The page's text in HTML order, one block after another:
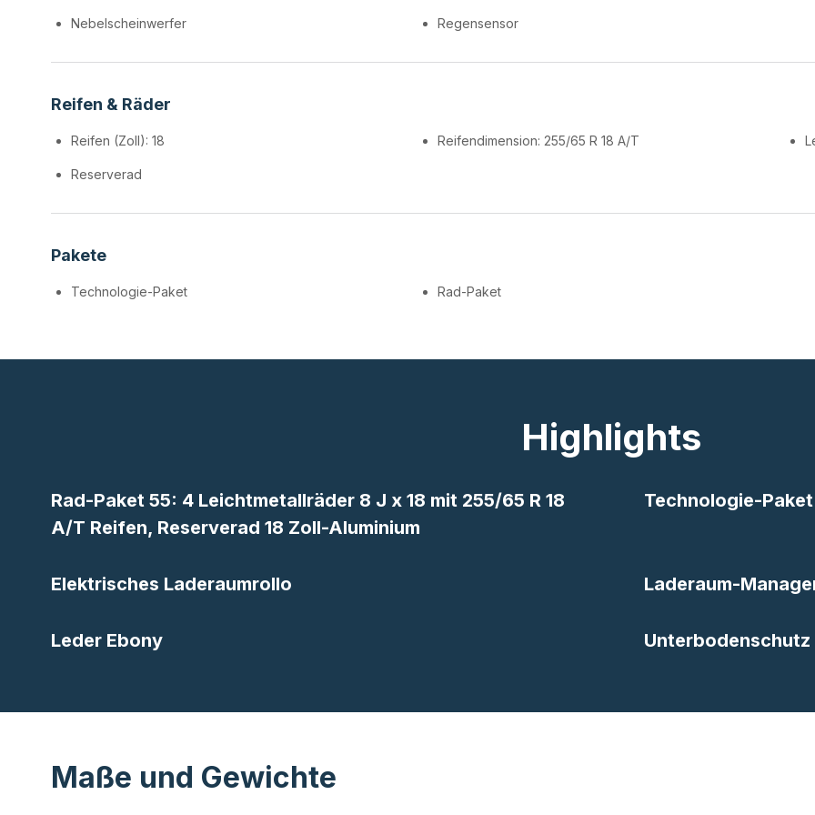
Nebelscheinwerfer Regensensor
Reifen & Räder
Reifen (Zoll): 18 Reifendimension: 255/65 R 18 A/T
Reserverad
Pakete
Technologie-Paket Rad-Paket
Highlights
Rad-Paket 55: 4 Leichtmetallräder 8 J x 18 mit 255/65 R 18
A/T Reifen, Reserverad 18 Zoll-Aluminium
Technologie-
Elektrisches Laderaumrollo Laderaum-
Leder Ebony
Maße und Gewichte